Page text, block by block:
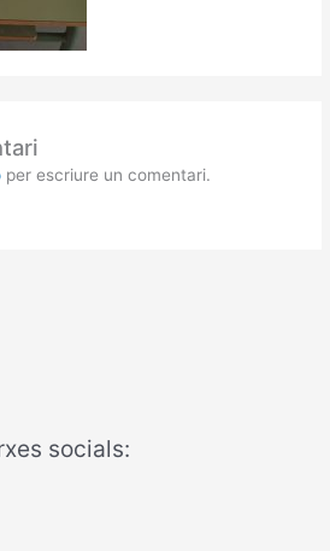
per escriure un comentari.
socials: